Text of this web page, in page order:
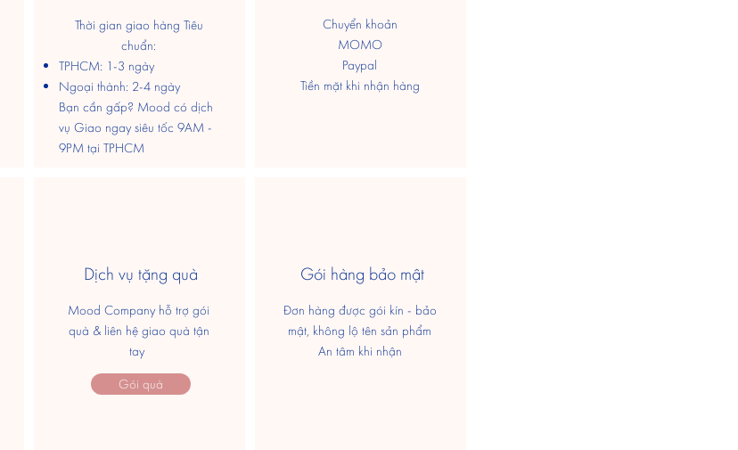
Thời gian giao hàng Tiêu
chuẩn:
TPHCM: 1-3 ngày
​Ngoại thành: 2-4 ngày
Bạn cần gấp? Mood có dịch
vụ Giao ngay siêu tốc 9AM -
9PM tại TPHCM
Dịch vụ tặng quà
Mood Company hỗ trợ gói
quà & liên hệ giao quà tận
tay
Chuyển khoản
MOMO
Paypal
​Tiền mặt khi nhận hàng
Gói hàng bảo mật
Đơn hàng được gói kín - bảo
mật, không lộ tên sản phẩm
​An tâm khi nhận
Gói quà